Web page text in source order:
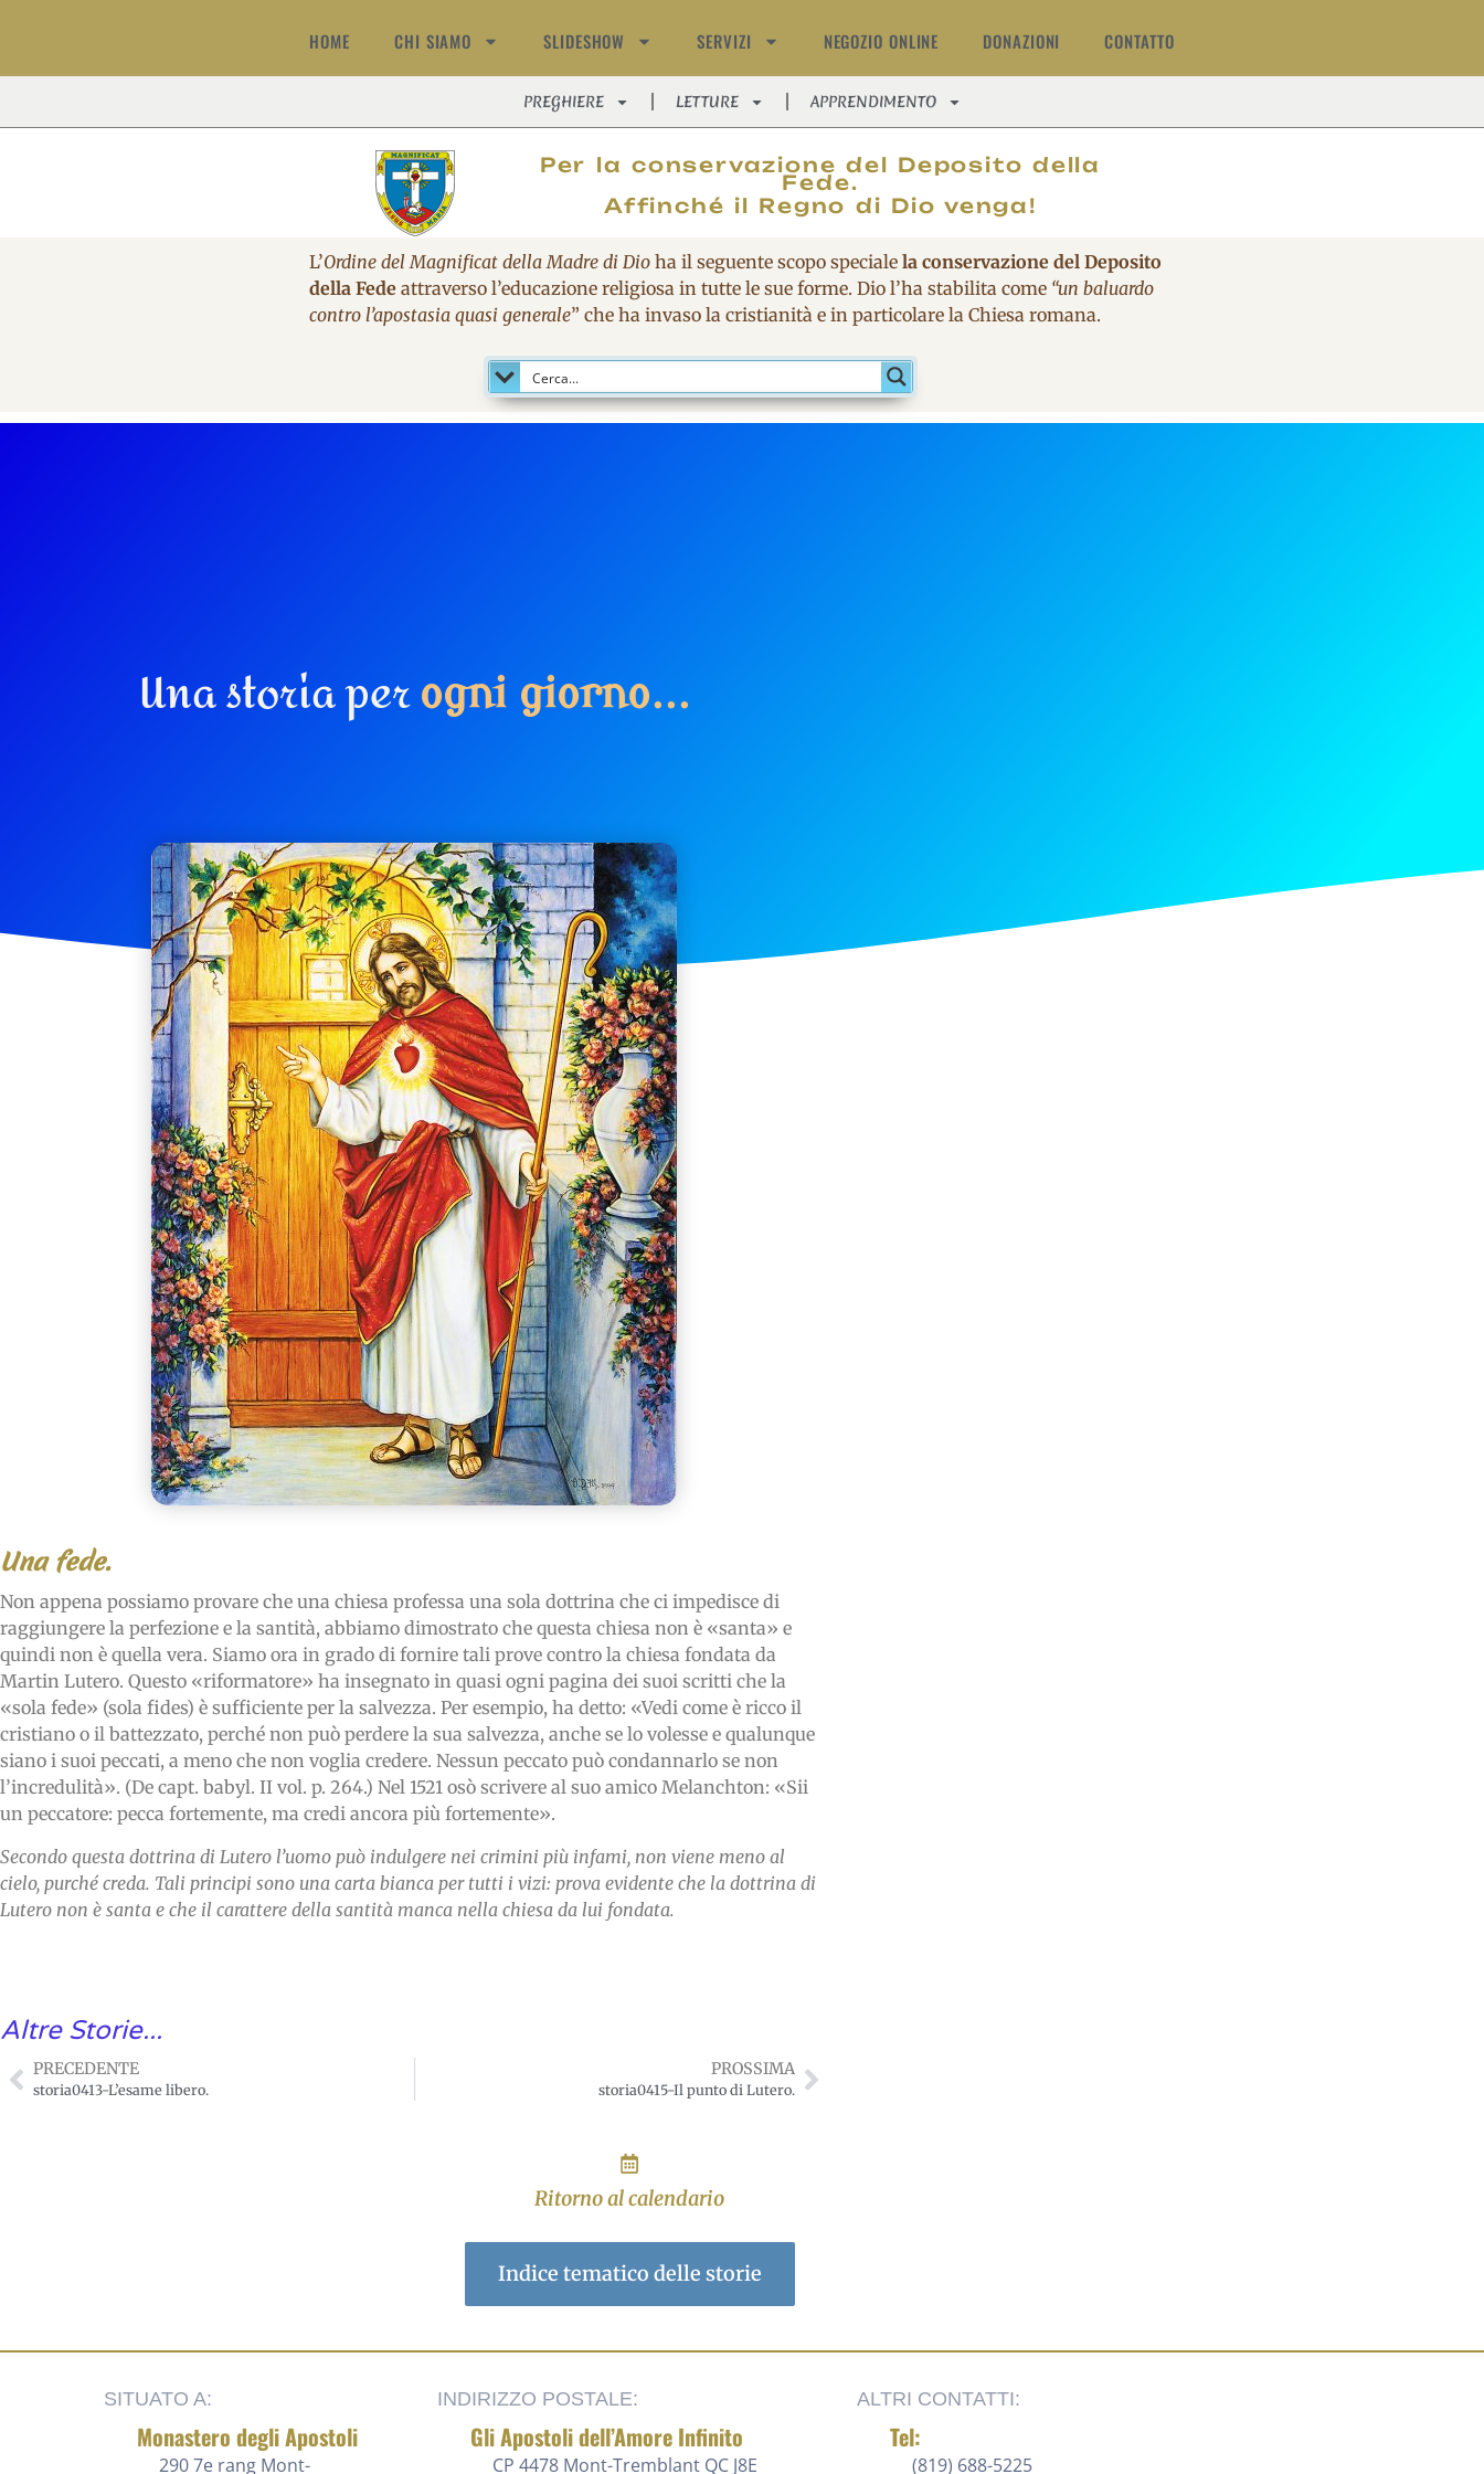
HOME CHI SIAMO SLIDESHOW SERVIZI NEGOZIO ONLINE DONAZIONI CONTATTO
PREGHIERE LETTURE APPRENDIMENTO
Per la conservazione del Deposito della
Fede.
Affinché il Regno di Dio venga!
MAGNIFICO
L’Ordine del Magnificat della Madre di Dio ha il seguente scopo speciale la conservazione del Deposito
della Fede attraverso l’educazione religiosa in tutte le sue forme. Dio l’ha stabilita come “un baluardo
contro l’apostasia quasi generale” che ha invaso la cristianità e in particolare la Chiesa romana.
Una storia per ogni giorno...
Una fede.
Non appena possiamo provare che una chiesa professa una sola dottrina che ci impedisce di
raggiungere la perfezione e la santità, abbiamo dimostrato che questa chiesa non è «santa» e
quindi non è quella vera. Siamo ora in grado di fornire tali prove contro la chiesa fondata da
Martin Lutero. Questo «riformatore» ha insegnato in quasi ogni pagina dei suoi scritti che la
«sola fede» (sola fides) è sufficiente per la salvezza. Per esempio, ha detto: «Vedi come è ricco il
cristiano o il battezzato, perché non può perdere la sua salvezza, anche se lo volesse e qualunque
siano i suoi peccati, a meno che non voglia credere. Nessun peccato può condannarlo se non
l’incredulità». (De capt. babyl. II vol. p. 264.) Nel 1521 osò scrivere al suo amico Melanchton: «Sii
un peccatore: pecca fortemente, ma credi ancora più fortemente».
Secondo questa dottrina di Lutero l’uomo può indulgere nei crimini più infami, non viene meno al
cielo, purché creda. Tali principi sono una carta bianca per tutti i vizi: prova evidente che la dottrina di
Lutero non è santa e che il carattere della santità manca nella chiesa da lui fondata.
Altre Storie...
PRECEDENTE
storia0413-L’esame libero.
PROSSIMA
storia0415-Il punto di Lutero.
Ritorno al calendario
Indice tematico delle storie
SITUATO A:
Monastero degli Apostoli
290 7e rang Mont-
INDIRIZZO POSTALE:
Gli Apostoli dell’Amore Infinito
CP 4478 Mont-Tremblant QC J8E
ALTRI CONTATTI:
Tel:
(819) 688-5225 ‍